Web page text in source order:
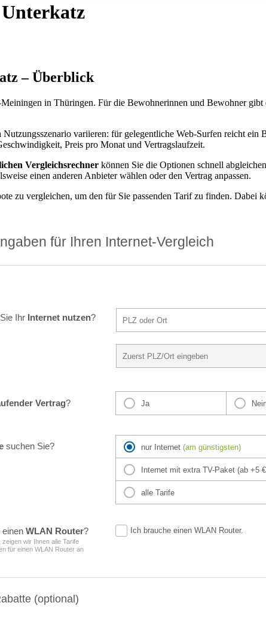
– Überblick
in Thüringen. Für die Bewohnerinnen und Bewohner
variieren: für gelegentliche Web‑Surfen reicht
Preis pro Monat und Vertragslaufzeit.
Vergleichsrechner können Sie die Optionen schnell
einen anderen Anbieter wählen oder den Vertrag anpassen.
zu vergleichen, um den für Sie passenden Tarif zu finden.